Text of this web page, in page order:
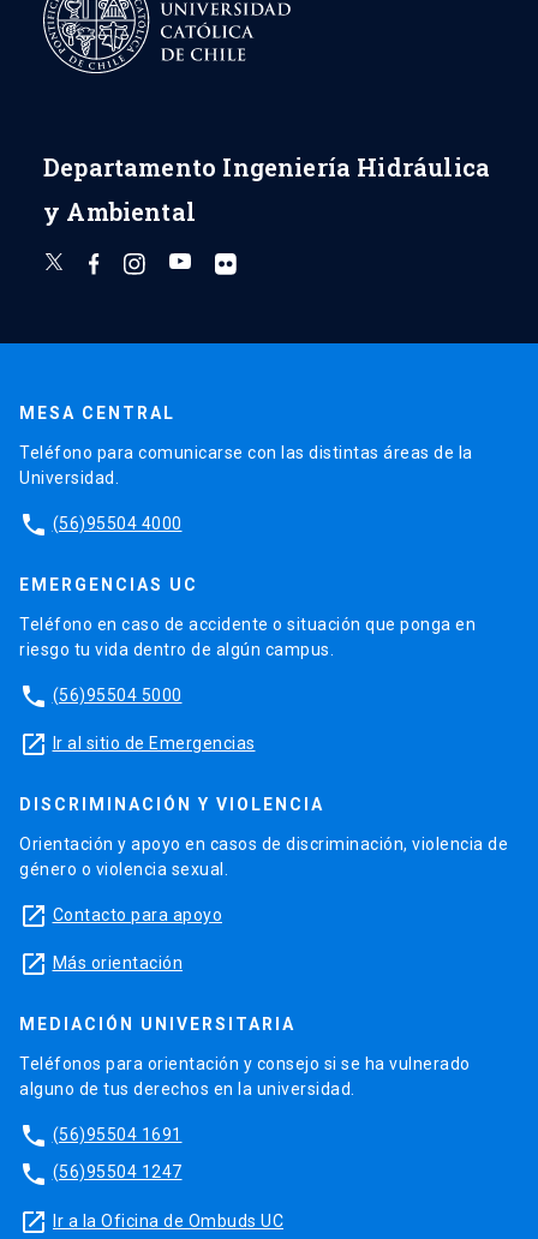
Departamento Ingeniería Hidráulica
y Ambiental
MESA CENTRAL
Teléfono para comunicarse con las distintas áreas de la
Universidad.
phone (56)95504 4000
EMERGENCIAS UC
Teléfono en caso de accidente o situación que ponga en
riesgo tu vida dentro de algún campus.
phone (56)95504 5000
launch Ir al sitio de Emergencias
DISCRIMINACIÓN Y VIOLENCIA
Orientación y apoyo en casos de discriminación, violencia de
género o violencia sexual.
launch Contacto para apoyo
launch Más orientación
MEDIACIÓN UNIVERSITARIA
Teléfonos para orientación y consejo si se ha vulnerado
alguno de tus derechos en la universidad.
phone (56)95504 1691
phone (56)95504 1247
launch Ir a la Oficina de Ombuds UC